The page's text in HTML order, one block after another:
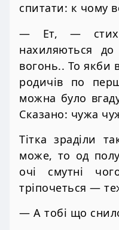
спитати: к чому
— Ет, — стиха
нахиляються
вогонь.. То якби
родичів по
можна було
Сказано: чужа
Тітка зраділи
може, то од
очі смутні
тріпочеться —
— А тобі що